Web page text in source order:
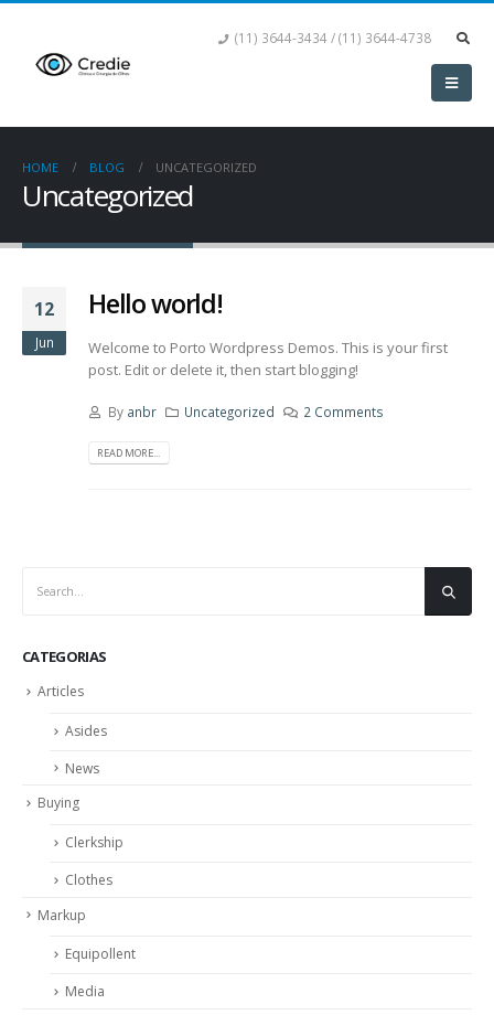
(11) 3644-3434 / (11) 3644-4738
HOME BLOG UNCATEGORIZED
Uncategorized
12
Jun
Hello world!
Welcome to Porto Wordpress Demos. This is your first
post. Edit or delete it, then start blogging!
By anbr Uncategorized 2 Comments
READ MORE...
CATEGORIAS
Articles
Asides
News
Buying
Clerkship
Clothes
Markup
Equipollent
Media